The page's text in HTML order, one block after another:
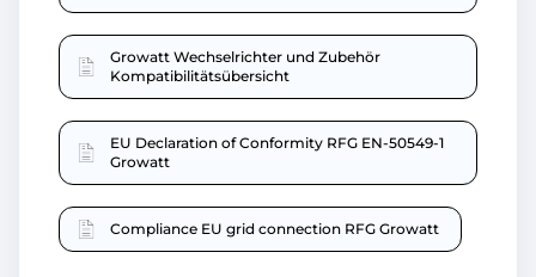
Growatt Wechselrichter und Zubehör
Kompatibilitätsübersicht
EU Declaration of Conformity RFG EN-50549-1
Growatt
Compliance EU grid connection RFG Growatt